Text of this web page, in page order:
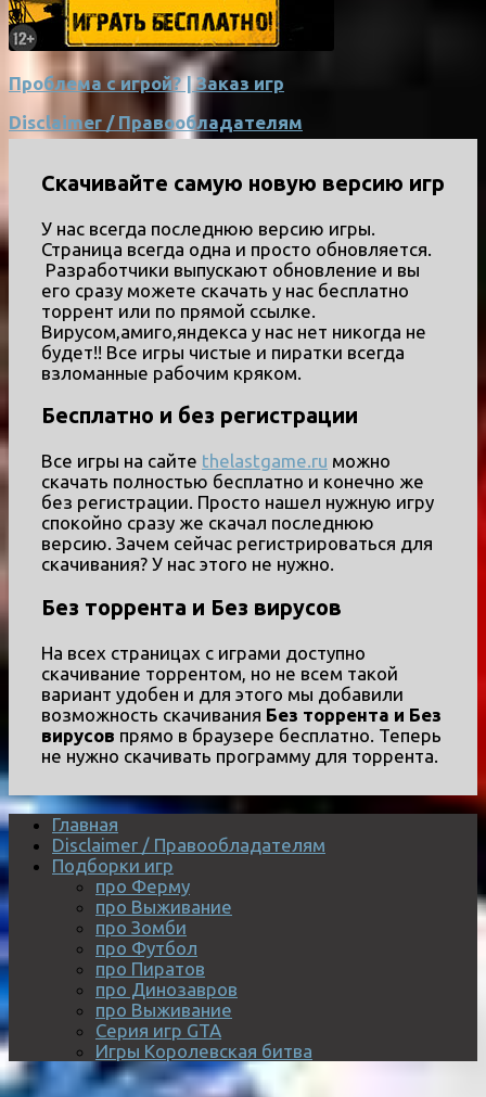
Проблема с игрой? | Заказ игр
Disclaimer / Правообладателям
Скачивайте самую новую версию игр
У нас всегда последнюю версию игры.
Страница всегда одна и просто обновляется.
Разработчики выпускают обновление и вы
его сразу можете скачать у нас бесплатно
торрент или по прямой ссылке.
Вирусом,амиго,яндекса у нас нет никогда не
будет!! Все игры чистые и пиратки всегда
взломанные рабочим кряком.
Бесплатно и без регистрации
Все игры на сайте thelastgame.ru можно
скачать полностью бесплатно и конечно же
без регистрации. Просто нашел нужную игру
спокойно сразу же скачал последнюю
версию. Зачем сейчас регистрироваться для
скачивания? У нас этого не нужно.
Без торрента и Без вирусов
На всех страницах с играми доступно
скачивание торрентом, но не всем такой
вариант удобен и для этого мы добавили
возможность скачивания Без торрента и Без
вирусов прямо в браузере бесплатно. Теперь
не нужно скачивать программу для торрента.
Главная
Disclaimer / Правообладателям
Подборки игр
про Ферму
про Выживание
про Зомби
про Футбол
про Пиратов
про Динозавров
про Выживание
Серия игр GTA
Игры Королевская битва